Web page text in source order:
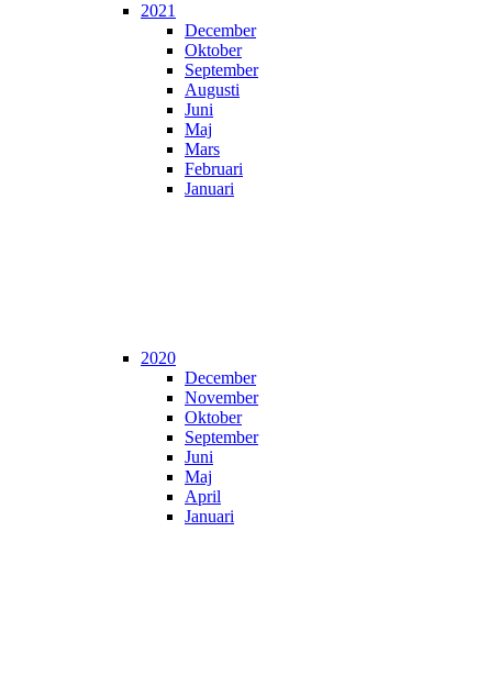
2021
December
Oktober
September
Augusti
Juni
Maj
Mars
Februari
Januari
2020
December
November
Oktober
September
Juni
Maj
April
Januari